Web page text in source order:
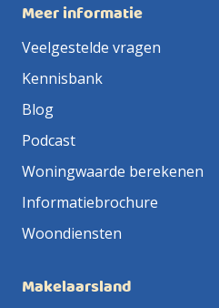
Meer informatie
Veelgestelde vragen
Kennisbank
Blog
Podcast
Woningwaarde berekenen
Informatiebrochure
Woondiensten
Makelaarsland